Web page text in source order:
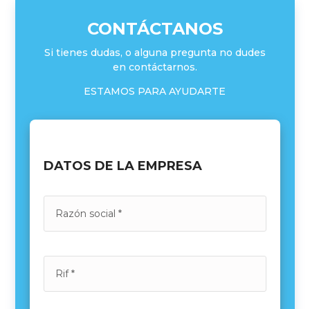
CONTÁCTANOS
Si tienes dudas, o alguna pregunta no dudes
en contáctarnos.
ESTAMOS PARA AYUDARTE
DATOS DE LA EMPRESA